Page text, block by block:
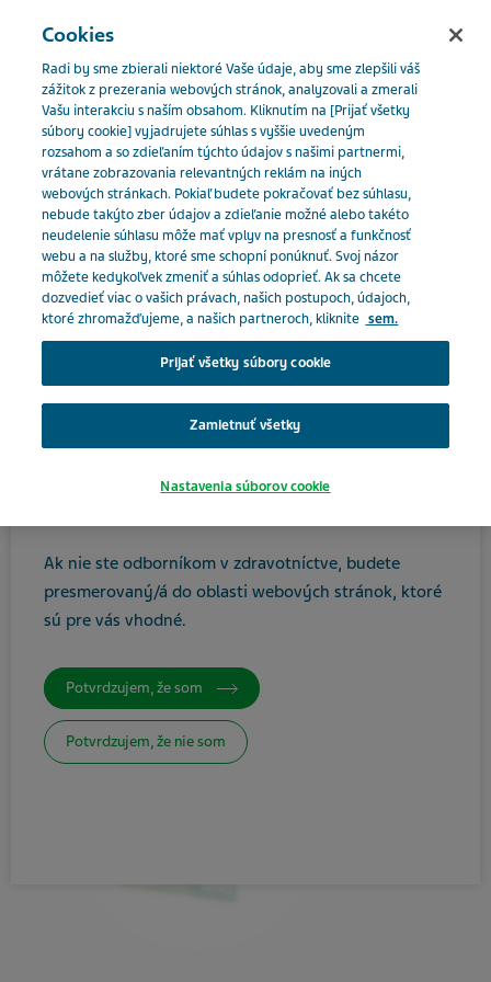
Ste odborný pracovník v
zdravotníctve?
Na prístup do tejto časti musíte byť pracovníkom v
zdravotníctve, pretože materiály obsiahnuté v tejto
oblasti sú určené špeciálne pre odborníkov.
Klepnutím na príslušné tlačidlo nižšie potvrďte, že
Ak nie ste odborníkom v zdravotníctve, budete
presmerovaný/á do oblasti webových stránok, ktoré
sú pre vás vhodné.
Potvrdzujem, že som
Potvrdzujem, že nie som
Slovakia Naše produkty Katalóg produktov
Fentanyl
ratiopharm 12 ug/ h
Fentanyl ratiopharm 12 ug/
h
ANALGETIKÁ
Tlačiť / Uložiť ako PDF
Cookies
Radi by sme zbierali niektoré Vaše údaje, aby sme zlepšili váš
zážitok z prezerania webových stránok, analyzovali a zmerali
Vašu interakciu s naším obsahom. Kliknutím na [Prijať všetky
súbory cookie] vyjadrujete súhlas s vyššie uvedeným
rozsahom a so zdieľaním týchto údajov s našimi partnermi,
vrátane zobrazovania relevantných reklám na iných
webových stránkach. Pokiaľ budete pokračovať bez súhlasu,
nebude takýto zber údajov a zdieľanie možné alebo takéto
neudelenie súhlasu môže mať vplyv na presnosť a funkčnosť
webu a na služby, ktoré sme schopní ponúknuť. Svoj názor
môžete kedykoľvek zmeniť a súhlas odoprieť. Ak sa chcete
dozvedieť viac o vašich právach, našich postupoch, údajoch,
ktoré zhromažďujeme, a našich partneroch, kliknite sem.
Prijať všetky súbory cookie
Zamietnuť všetky
Nastavenia súborov cookie